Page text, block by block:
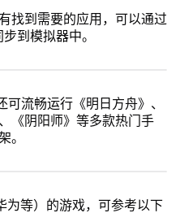
找到需要的应用，可以通过
到模拟器中。
可流畅运行《明日方舟》、
《阴阳师》等多款热门手
。
为等）的游戏，可参考以下